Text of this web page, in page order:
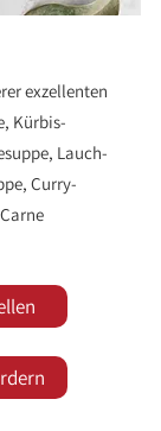
exzellenten
Kürbis-
Lauch-
Curry-